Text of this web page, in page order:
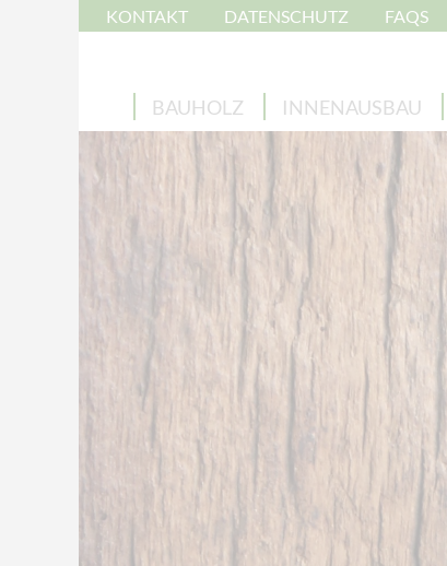
KONTAKT DATENSCHUTZ FAQS
BAUHOLZ INNENAUSBAU